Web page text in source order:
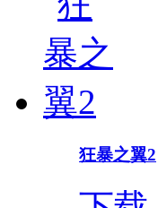
狂暴之翼2